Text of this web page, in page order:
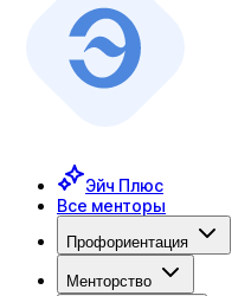
Эйч Плюс
Все менторы
Профориентация
Менторство